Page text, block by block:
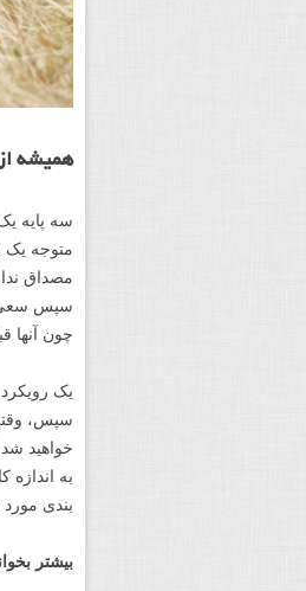
همیشه
سه پایه
متوجه یک
مصداق
سپس سعی
چون آنها
یک
سپس،
خواهید شد
به
بندی مورد
بیشتر